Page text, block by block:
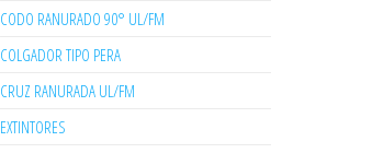
CODO RANURADO 90° UL/FM
COLGADOR TIPO PERA
CRUZ RANURADA UL/FM
EXTINTORES